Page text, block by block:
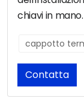
chiavi in mano.
cappotto
Contatta